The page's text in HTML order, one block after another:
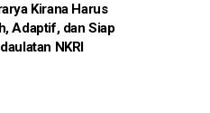
Kirana Harus
Adaptif, dan Siap
NKRI